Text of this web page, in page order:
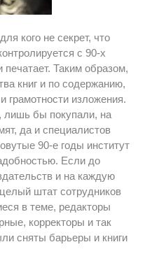
кого не секрет, что
с 90-х
печатает. Таким образом,
книг и по содержанию,
грамотности изложения.
лишь бы покупали, на
да и специалистов
90-е годы институт
Если до
и на каждую
штат сотрудников
в теме, редакторы
корректоры и так
сняты барьеры и книги